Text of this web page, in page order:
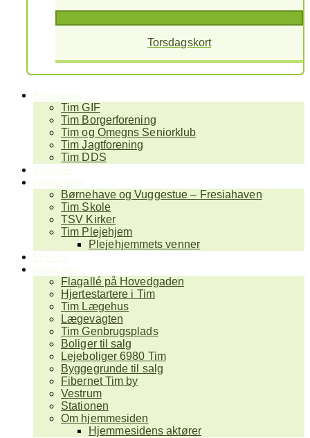
Torsdagskort
Tim GIF
Tim Borgerforening
Tim og Omegns Seniorklub
Tim Jagtforening
Tim DDS
Børnehave og Vuggestue – Fresiahaven
Tim Skole
TSV Kirker
Tim Plejehjem
Plejehjemmets venner
Flagallé på Hovedgaden
Hjertestartere i Tim
Tim Lægehus
Lægevagten
Tim Genbrugsplads
Boliger til salg
Lejeboliger 6980 Tim
Byggegrunde til salg
Fibernet Tim by
Vestrum
Stationen
Om hjemmesiden
Hjemmesidens aktører